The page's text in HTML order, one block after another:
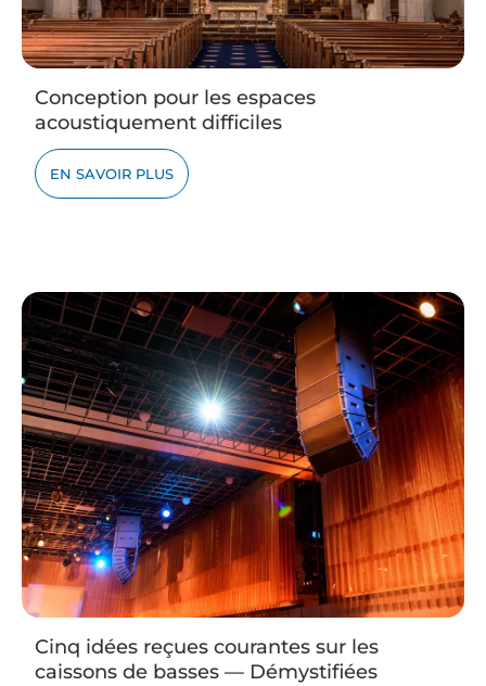
Conception pour les espaces
acoustiquement difficiles
EN SAVOIR PLUS
Cinq idées reçues courantes sur les
caissons de basses — Démystifiées